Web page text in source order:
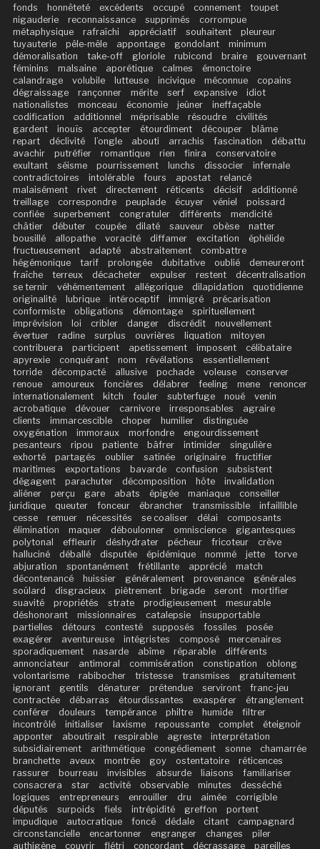
fonds
honnêteté excédents occupé connement
toupet
nigauderie
reconnaissance supprimés
corrompue
métaphysique
rafraîchi appréciatif souhaitent
pleureur
tuyauterie
pêle-mêle appontage gondolant
minimum
démoralisation
take-off gloriole rubicond braire
gouvernant
féminins
malsaine aporétique calmes
émonctoire
calandrage
volubile lutteuse incivique méconnue
copains
dégraissage
rançonner mérite serf expansive
idiot
nationalistes
monceau économie jeûner
ineffaçable
codification
additionnel méprisable résoudre
civilités
gardent
inouïs accepter étourdiment découper
blâme
repart
déclivité l’ongle abouti arrachis fascination
débattu
avachir
putréfier romantique rien finira
conservatoire
exultant
séisme pourrissement lunchs dissocier
infernale
contradictoires
intolérable fours apostat
relancé
malaisément
rivet directement réticents décisif
additionné
treillage
correspondre peuplade écuyer véniel
poissard
confiée
superbement congratuler différents
mendicité
châtier
débuter coupée dilaté sauveur obèse
natter
bousillé
allopathe voracité diffamer excitation
éphélide
fructueusement
adapté abstraitement
combattre
hégémonique
tarif prolongée dubitative oublié
demeureront
fraîche
terreux décacheter expulser restent
décentralisation
se ternir
véhémentement allégorique dilapidation
quotidienne
originalité
lubrique intéroceptif immigré
précarisation
conformiste
obligations démontage
spirituellement
imprévision
loi cribler danger discrédit
nouvellement
évertuer
radine surplus ouvrières liquation
mitoyen
contribuera
participent apetissement imposent
célibataire
apyrexie
conquérant nom révélations
essentiellement
torride
décompacté allusive pochade voleuse
conserver
renoue
amoureux foncières délabrer feeling mene
renoncer
internationalement
kitch fouler subterfuge noué
venin
acrobatique
dévouer carnivore irresponsables
agraire
clients
immarcescible choper humilier
distinguée
oxygénation
immoraux morfondre
engourdissement
pesanteurs
ripou patiente bâfrer intimider
singulière
exhorté
partagés oublier satinée originaire
fructifier
maritimes
exportations bavarde confusion
subsistent
dégagent
parachuter décomposition hôte
invalidation
aliéner
perçu gare abats épigée maniaque
conseiller
juridique
queuter fonceur ébrancher transmissible
infaillible
cesse
remuer nécessités se coaliser délai
composants
élimination
maquer déboulonner omniscience
gigantesques
polytonal
effleurir déshydrater pécheur fricoteur
crève
halluciné
déballé disputée épidémique nommé jette
torve
abjuration
spontanément frétillante apprécié
match
décontenancé
huissier généralement provenance
générales
soûlard
disgracieux piètrement brigade seront
mortifier
suavité
propriétés strate prodigieusement
mesurable
déshonorant
missionnaires catalepsie
insupportable
partielles
détours contesté supposés fossiles
posée
exagérer
aventureuse intégristes composé
mercenaires
sporadiquement
nasarde abîme réparable
différents
annonciateur
antimoral commisération constipation
oblong
volontarisme
rabibocher tristesse transmises
gratuitement
ignorant
gentils dénaturer prétendue serviront
franc-jeu
contractée
débarras étourdissantes exaspérer
étranglement
conférer
douleurs tempérance philtre humide
filtrer
incontrôlé
initialiser laxisme repoussante complet
éteignoir
apponter
aboutirait respirable agreste
interprétation
subsidiairement
arithmétique congédiement sonne
chamarrée
branchette
aveux montrée goy ostentatoire
réticences
rassurer
bourreau invisibles absurde liaisons
familiariser
consacrera
star activité observable minutes
desséché
logiques
entrepreneurs enrouiller dru aimée
corrigible
députés
surpoids fiels intrépidité greffon
portent
impudique
autocratique foncé dédale citant
campagnard
circonstancielle
encartonner engranger changes
piler
authigène
couvrir flétri concordant décrassage pareilles